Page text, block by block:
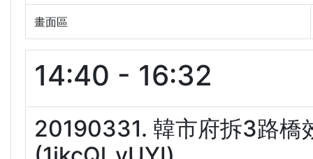
畫面區
14:40 - 16:32
20190331. 韓市府拆3路